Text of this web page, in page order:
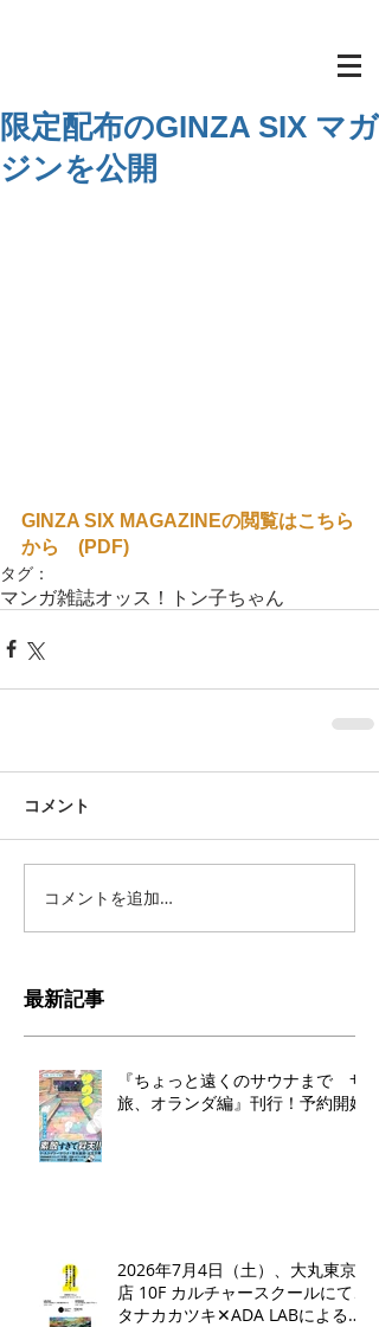
限定配布のGINZA SIX マガ
ジンを公開
GINZA SIX MAGAZINEの閲覧はこちら
から　(PDF)
タグ：
マンガ雑誌オッス！トン子ちゃん
コメント
コメントを追加…
最新記事
『ちょっと遠くのサウナまで サ
旅、オランダ編』刊行！予約開始
2026年7月4日（土）、大丸東京
店 10F カルチャースクールにて、
タナカカツキ✕ADA LABによるト